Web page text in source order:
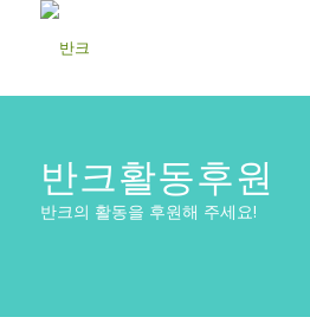
반크활동후원
반크의 활동을 후원해 주세요!